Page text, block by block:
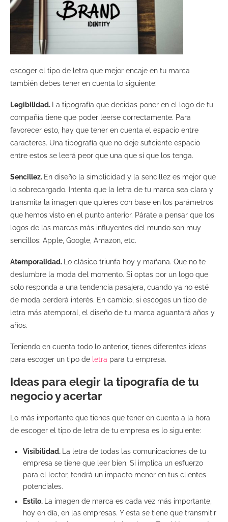
escoger el tipo de letra que mejor encaje en tu marca
también debes tener en cuenta lo siguiente:
Legibilidad.
La tipografía que decidas poner en el logo de tu
compañía tiene que poder leerse correctamente. Para
favorecer esto, hay que tener en cuenta el espacio entre
caracteres. Una tipografía que no deje suficiente espacio
entre estos se leerá peor que una que sí que los tenga.
Sencillez. En diseño la simplicidad y la sencillez es mejor que
lo sobrecargado. Intenta que la letra de tu marca sea clara y
transmita la imagen que quieres con base en los parámetros
que hemos visto en el punto anterior. Párate a pensar que los
logos de las marcas más influyentes del mundo son muy
sencillos: Apple, Google, Amazon, etc.
Atemporalidad.
Lo clásico triunfa hoy y mañana. Que no te
deslumbre la moda del momento. Si optas por un logo que
solo responda a una tendencia pasajera, cuando ya no esté
de moda perderá interés. En cambio, si escoges un tipo de
letra más atemporal, el diseño de tu marca aguantará años y
años.
Teniendo en cuenta todo lo anterior, tienes diferentes ideas
para escoger un tipo de letra para tu empresa.
Ideas para elegir la tipografía de tu
negocio y acertar
Lo más importante que tienes que tener en cuenta a la hora
de escoger el tipo de letra de tu empresa es lo siguiente:
Visibilidad.
La letra de todas las comunicaciones de tu
empresa se tiene que leer bien. Si implica un esfuerzo
para el lector, tendrá un impacto menor en tus clientes
potenciales.
Estilo.
La imagen de marca es cada vez más importante,
hoy en día, en las empresas. Y esta se tiene que transmitir